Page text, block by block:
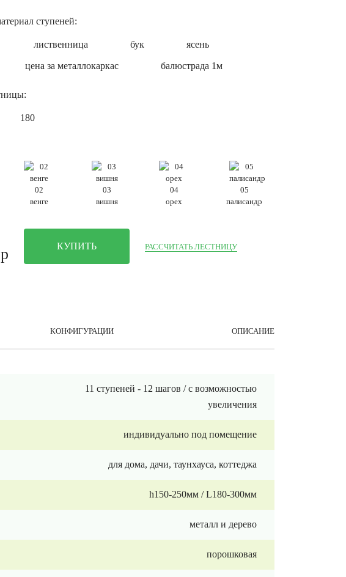
ступеней:
лиственница бук ясень
цена за металлокаркас балюстрада 1м
180
02
венге
03
вишня
04
орех
05
палисандр
p КУПИТЬ РАССЧИТАТЬ ЛЕСТНИЦУ
КОНФИГУРАЦИИ ОПИСАНИЕ
11 ступеней - 12 шагов / с возможностью
увеличения
индивидуально под помещение
для дома, дачи, таунхауса, коттеджа
h150-250мм / L180-300мм
металл и дерево
порошковая